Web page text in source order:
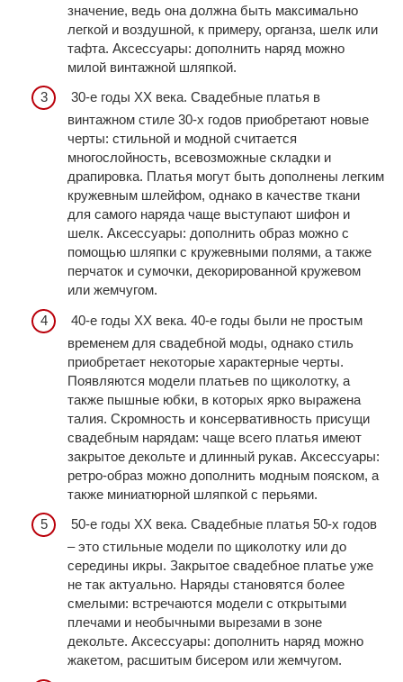
значение, ведь она должна быть максимально
легкой и воздушной, к примеру, органза, шелк или
тафта. Аксессуары: дополнить наряд можно
милой винтажной шляпкой.
30-е годы ХХ века. Свадебные платья в
винтажном стиле 30-х годов приобретают новые
черты: стильной и модной считается
многослойность, всевозможные складки и
драпировка. Платья могут быть дополнены легким
кружевным шлейфом, однако в качестве ткани
для самого наряда чаще выступают шифон и
шелк. Аксессуары: дополнить образ можно с
помощью шляпки с кружевными полями, а также
перчаток и сумочки, декорированной кружевом
или жемчугом.
40-е годы ХХ века. 40-е годы были не простым
временем для свадебной моды, однако стиль
приобретает некоторые характерные черты.
Появляются модели платьев по щиколотку, а
также пышные юбки, в которых ярко выражена
талия. Скромность и консервативность присущи
свадебным нарядам: чаще всего платья имеют
закрытое декольте и длинный рукав. Аксессуары:
ретро-образ можно дополнить модным пояском, а
также миниатюрной шляпкой с перьями.
50-е годы ХХ века. Свадебные платья 50-х годов
– это стильные модели по щиколотку или до
середины икры. Закрытое свадебное платье уже
не так актуально. Наряды становятся более
смелыми: встречаются модели с открытыми
плечами и необычными вырезами в зоне
декольте. Аксессуары: дополнить наряд можно
жакетом, расшитым бисером или жемчугом.